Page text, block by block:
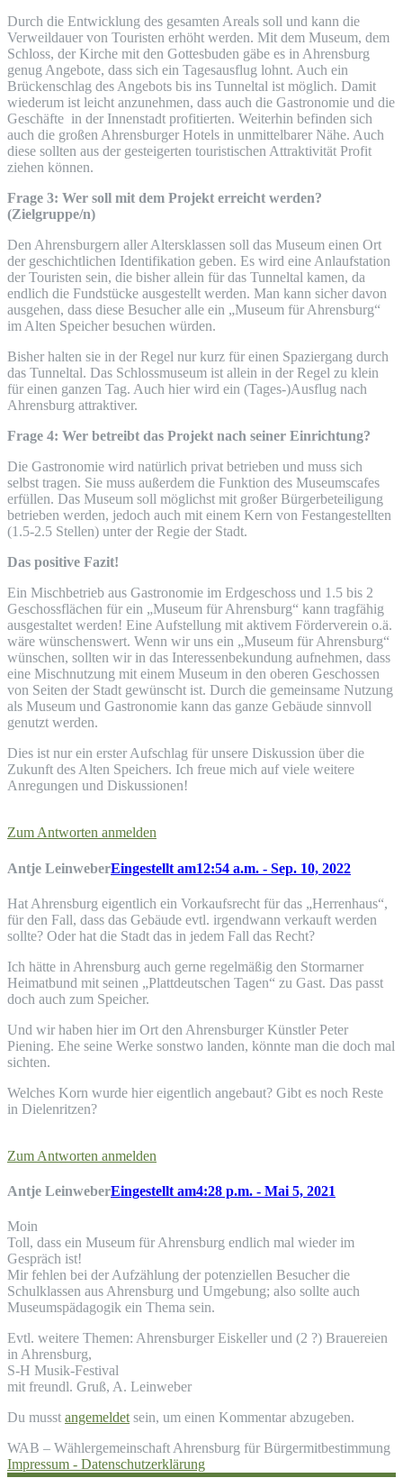
Durch die Entwicklung des gesamten Areals soll und kann die
Verweildauer von Touristen erhöht werden. Mit dem Museum, dem
Schloss, der Kirche mit den Gottesbuden gäbe es in Ahrensburg
genug Angebote, dass sich ein Tagesausflug lohnt. Auch ein
Brückenschlag des Angebots bis ins Tunneltal ist möglich. Damit
wiederum ist leicht anzunehmen, dass auch die Gastronomie und die
Geschäfte in der Innenstadt profitierten. Weiterhin befinden sich
auch die großen Ahrensburger Hotels in unmittelbarer Nähe. Auch
diese sollten aus der gesteigerten touristischen Attraktivität Profit
ziehen können.
Frage 3: Wer soll mit dem Projekt erreicht werden?
(Zielgruppe/n)
Den Ahrensburgern aller Altersklassen soll das Museum einen Ort
der geschichtlichen Identifikation geben. Es wird eine Anlaufstation
der Touristen sein, die bisher allein für das Tunneltal kamen, da
endlich die Fundstücke ausgestellt werden. Man kann sicher davon
ausgehen, dass diese Besucher alle ein „Museum für Ahrensburg“
im Alten Speicher besuchen würden.
Bisher halten sie in der Regel nur kurz für einen Spaziergang durch
das Tunneltal. Das Schlossmuseum ist allein in der Regel zu klein
für einen ganzen Tag. Auch hier wird ein (Tages-)Ausflug nach
Ahrensburg attraktiver.
Frage 4: Wer betreibt das Projekt nach seiner Einrichtung?
Die Gastronomie wird natürlich privat betrieben und muss sich
selbst tragen. Sie muss außerdem die Funktion des Museumscafes
erfüllen. Das Museum soll möglichst mit großer Bürgerbeteiligung
betrieben werden, jedoch auch mit einem Kern von Festangestellten
(1.5-2.5 Stellen) unter der Regie der Stadt.
Das positive Fazit!
Ein Mischbetrieb aus Gastronomie im Erdgeschoss und 1.5 bis 2
Geschossflächen für ein „Museum für Ahrensburg“ kann tragfähig
ausgestaltet werden! Eine Aufstellung mit aktivem Förderverein o.ä.
wäre wünschenswert. Wenn wir uns ein „Museum für Ahrensburg“
wünschen, sollten wir in das Interessenbekundung aufnehmen, dass
eine Mischnutzung mit einem Museum in den oberen Geschossen
von Seiten der Stadt gewünscht ist. Durch die gemeinsame Nutzung
als Museum und Gastronomie kann das ganze Gebäude sinnvoll
genutzt werden.
Dies ist nur ein erster Aufschlag für unsere Diskussion über die
Zukunft des Alten Speichers. Ich freue mich auf viele weitere
Anregungen und Diskussionen!
Zum Antworten anmelden
Antje LeinweberEingestellt am12:54 a.m. - Sep. 10, 2022
Hat Ahrensburg eigentlich ein Vorkaufsrecht für das „Herrenhaus“,
für den Fall, dass das Gebäude evtl. irgendwann verkauft werden
sollte? Oder hat die Stadt das in jedem Fall das Recht?
Ich hätte in Ahrensburg auch gerne regelmäßig den Stormarner
Heimatbund mit seinen „Plattdeutschen Tagen“ zu Gast. Das passt
doch auch zum Speicher.
Und wir haben hier im Ort den Ahrensburger Künstler Peter
Piening. Ehe seine Werke sonstwo landen, könnte man die doch mal
sichten.
Welches Korn wurde hier eigentlich angebaut? Gibt es noch Reste
in Dielenritzen?
Zum Antworten anmelden
Antje LeinweberEingestellt am4:28 p.m. - Mai 5, 2021
Moin
Toll, dass ein Museum für Ahrensburg endlich mal wieder im
Gespräch ist!
Mir fehlen bei der Aufzählung der potenziellen Besucher die
Schulklassen aus Ahrensburg und Umgebung; also sollte auch
Museumspädagogik ein Thema sein.
Evtl. weitere Themen: Ahrensburger Eiskeller und (2 ?) Brauereien
in Ahrensburg,
S-H Musik-Festival
mit freundl. Gruß, A. Leinweber
Du musst angemeldet sein, um einen Kommentar abzugeben.
WAB – Wählergemeinschaft Ahrensburg für Bürgermitbestimmung
Impressum - Datenschutzerklärung